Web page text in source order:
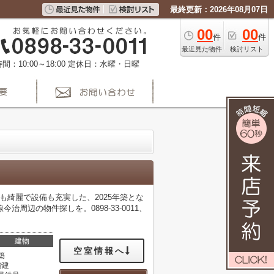
最終更新：2026年08月07日
00件
最近見た物件
00件
検討リスト
間：10:00～18:00 定休日：水曜・日曜
綺麗で設備も充実した、2025年築とな
治周辺の物件探しを。0898-33-0011、
建物
建
空室情報へ